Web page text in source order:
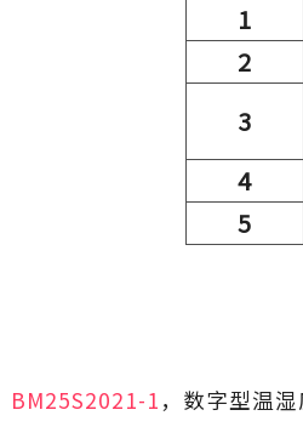
1
2
3
4
5
BM25S2021-1 ，数字型温